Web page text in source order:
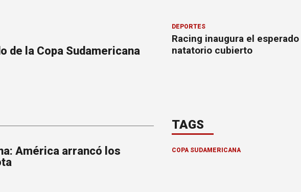
de la Copa Sudamericana
América arrancó los
DEPORTES
Racing inaugura el esperado
natatorio cubierto
TAGS
COPA SUDAMERICANA